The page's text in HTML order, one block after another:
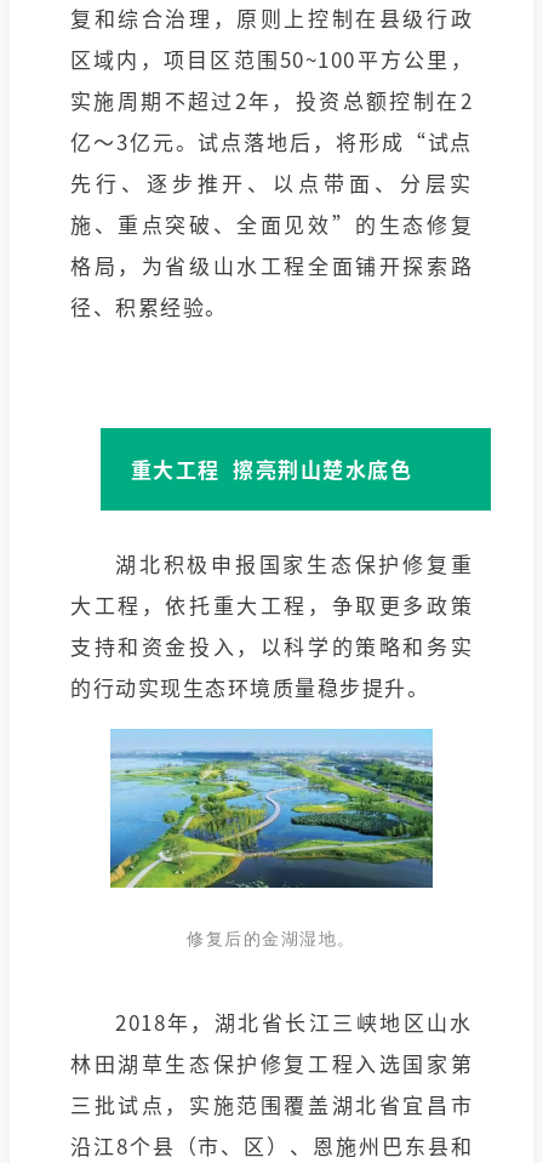
复和综合治理，原则上控制在县级行政
区域内，项目区范围50~100平方公里，
实施周期不超过2年，投资总额控制在2
亿～3亿元。试点落地后，将形成“试点
先行、逐步推开、以点带面、分层实
施、重点突破、全面见效”的生态修复
格局，为省级山水工程全面铺开探索路
径、积累经验。
重大工程 擦亮荆山楚水底色
湖北积极申报国家生态保护修复重
大工程，依托重大工程，争取更多政策
支持和资金投入，以科学的策略和务实
的行动实现生态环境质量稳步提升。
修复后的金湖湿地。
2018年，湖北省长江三峡地区山水
林田湖草生态保护修复工程入选国家第
三批试点，实施范围覆盖湖北省宜昌市
沿江8个县（市、区）、恩施州巴东县和